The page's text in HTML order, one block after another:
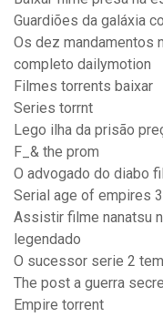
Guardiões da galáxia
Os dez mandamentos
completo dailymotion
Filmes torrents baixar
Series torrnt
Lego ilha da prisão
F_& the prom
O advogado do diabo
Serial age of empires
Assistir filme nanatsu
legendado
O sucessor serie 2
The post a guerra
Empire torrent